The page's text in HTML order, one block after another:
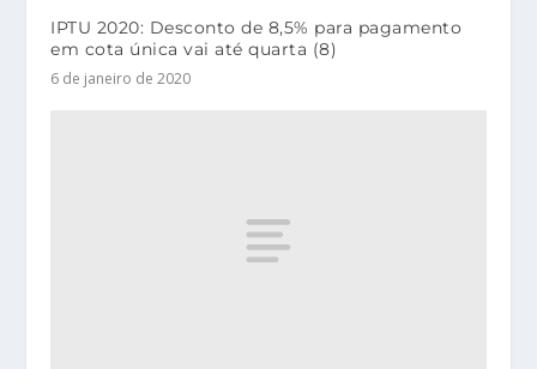
IPTU 2020: Desconto de 8,5% para pagamento
em cota única vai até quarta (8)
6 de janeiro de 2020